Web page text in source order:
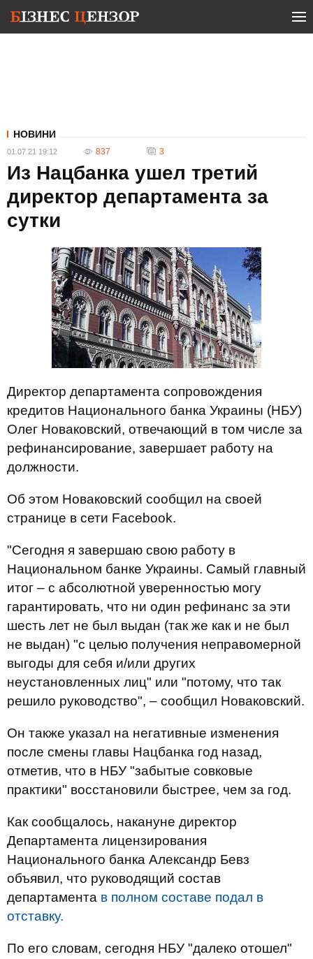
НОВИНИ
01.07.21 19:12 837 3
Из Нацбанка ушел третий
директор департамента за
сутки
Директор департамента сопровождения
кредитов Национального банка Украины (НБУ)
Олег Новаковский, отвечающий в том числе за
рефинансирование, завершает работу на
должности.
Об этом Новаковский сообщил на своей
странице в сети Facebook.
"Сегодня я завершаю свою работу в
Национальном банке Украины. Самый главный
итог – с абсолютной уверенностью могу
гарантировать, что ни один рефинанс за эти
шесть лет не был выдан (так же как и не был
не выдан) "с целью получения неправомерной
выгоды для себя и/или других
неустановленных лиц" или "потому, что так
решило руководство", – сообщил Новаковский.
Он также указал на негативные изменения
после смены главы Нацбанка год назад,
отметив, что в НБУ "забытые совковые
практики" восстановили быстрее, чем за год.
Как сообщалось, накануне директор
Департамента лицензирования
Национального банка Александр Бевз
объявил, что руководящий состав
департамента в полном составе подал в
отставку.
По его словам, сегодня НБУ "далеко отошел"